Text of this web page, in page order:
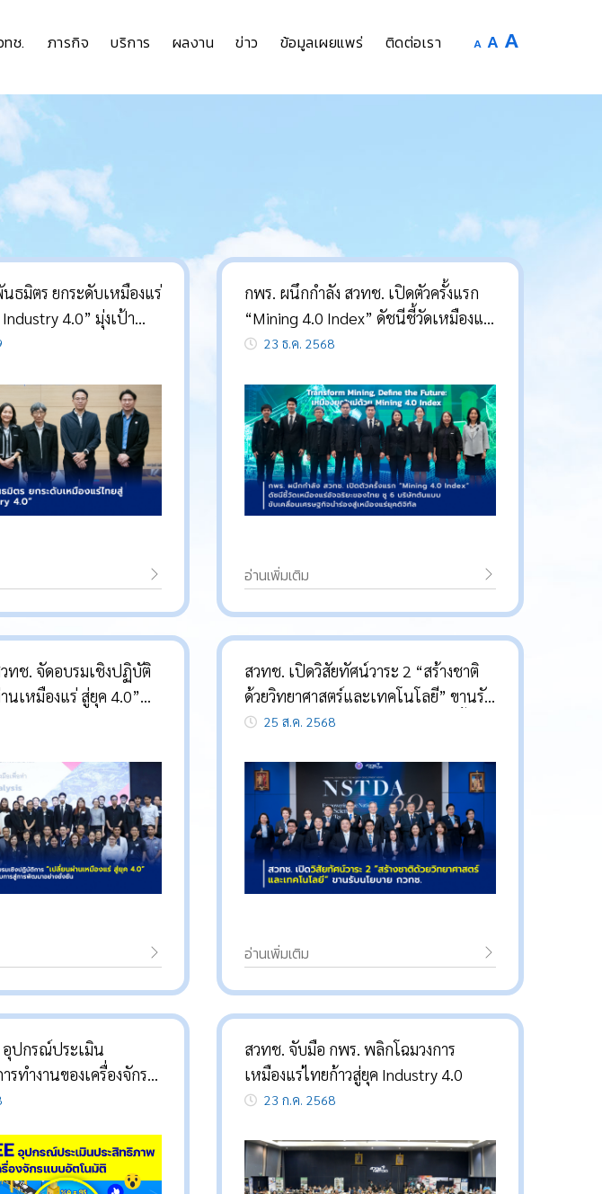
ช. ภารกิจ บริการ ผลงาน ข่าว ข้อมูลเผยแพร่ ติดต่อเรา A Decrease
A Reset
size.
A
size.
ธมิตร ยกระดับเหมืองแร่
4.0” มุ่งเป้า
เทคโนโลยีและ
กพร. ผนึกกำลัง สวทช. เปิดตัวครั้งแรก
“Mining 4.0 Index” ดัชนีชี้วัดเหมืองแร่
อัจฉริยะของไทย ชู 6 บริษัทต้นแบบขับ
ดิจิทัล
23 ธ.ค. 2568
อ่านเพิ่มเติม
ทช. จัดอบรมเชิงปฏิบัติ
นเหมืองแร่ สู่ยุค 4.0”
านประกอบการสู่การ
สวทช. เปิดวิสัยทัศน์วาระ 2 “สร้างชาติ
ด้วยวิทยาศาสตร์และเทคโนโลยี” ขานรับ
นโยบาย กวทช. เดินหน้าเต็มกำลัง ปั้น
ประชาชน ขับเคลื่อนการพัฒนาประเทศ
อย่างยั่งยืน
25 ส.ค. 2568
อ่านเพิ่มเติม
อุปกรณ์ประเมิน
ทำงานของเครื่องจักร
สวทช. จับมือ กพร. พลิกโฉมวงการ
เหมืองแร่ไทยก้าวสู่ยุค Industry 4.0
23 ก.ค. 2568